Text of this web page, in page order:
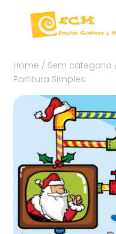
Home / Sem categoria
Partitura Simples